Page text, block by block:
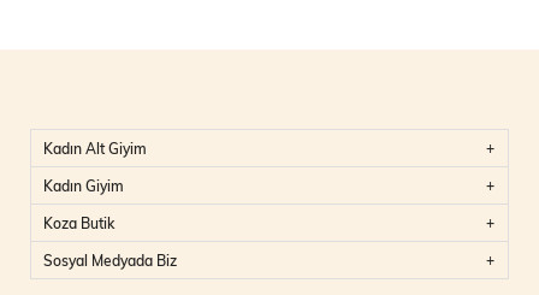
Kadın Alt Giyim
Kadın Giyim
Koza Butik
Sosyal Medyada Biz